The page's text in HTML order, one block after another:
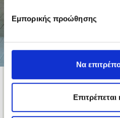
Εμπορικής προώθησης
Να
Επιτρέπεται